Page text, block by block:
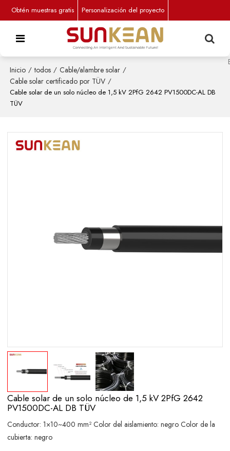
Obtén muestras gratis Personalización del proyecto
Inicio / todos / Cable/alambre solar /
Cable solar certificado por TÜV /
Cable solar de un solo núcleo de 1,5 kV 2PfG 2642 PV1500DC-AL DB
TÜV
Cable solar de un solo núcleo de 1,5 kV 2PfG 2642
PV1500DC-AL DB TÜV
Conductor: 1×10~400 mm² Color del aislamiento: negro Color de la
cubierta: negro